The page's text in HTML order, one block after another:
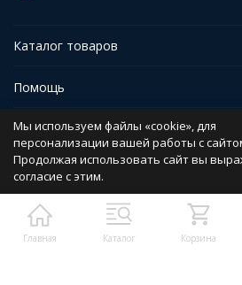
Главная Каталог Корзина
Каталог товаров
Помощь
Иформация
Политика персональных данных
Разработано в
bodysite.ru
Мы используем файлы «cookie», для
персонализации вашей работы с
Продолжая использовать сайт вы
согласие с этим.